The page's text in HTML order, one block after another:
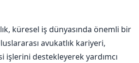
küresel iş dünyasında önemli bir
avukatlık kariyeri,
işlerini destekleyerek yardımcı